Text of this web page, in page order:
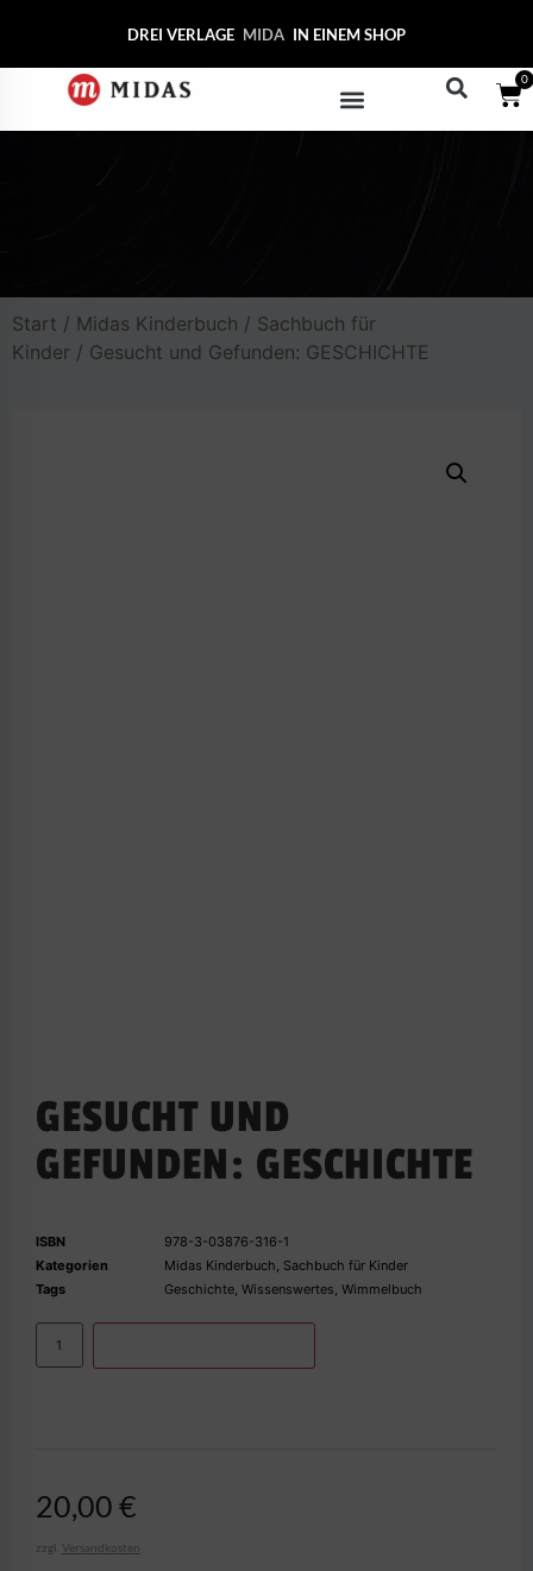
DREI VERLAGE MIDAS COL IN EINEM SHOP
0
Start / Midas Kinderbuch / Sachbuch für
Kinder / Gesucht und Gefunden: GESCHICHTE
GESUCHT UND
GEFUNDEN: GESCHICHTE
ISBN
978-3-03876-316-1
Kategorien
Midas Kinderbuch, Sachbuch für Kinder
Tags
Geschichte, Wissenswertes, Wimmelbuch
20,00 €
zzgl. Versandkosten